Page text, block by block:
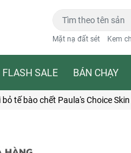
Mặt nạ đất sét Kem
FLASH SALE BÁN CHẠY
tế bào chết Paula's Choice